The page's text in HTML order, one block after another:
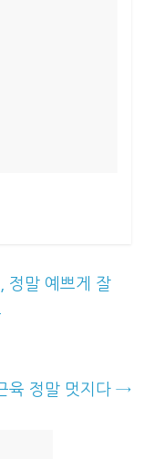
정말 예쁘게 잘
육 정말 멋지다 →